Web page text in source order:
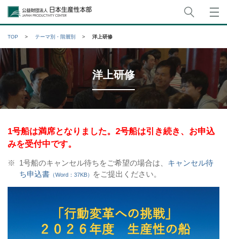
公益財団法人日本生産性本部
TOP テーマ別・階層別 洋上研修
洋上研修
1号船は満席となりました。2号船は引き続き、お申込
みを受付中です。
※ 1号船のキャンセル待ちをご希望の場合は、 キャンセル待
ち申込書（Word：37KB） をご提出ください。